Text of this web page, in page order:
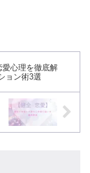
愛心理を徹底解
ョン術3選